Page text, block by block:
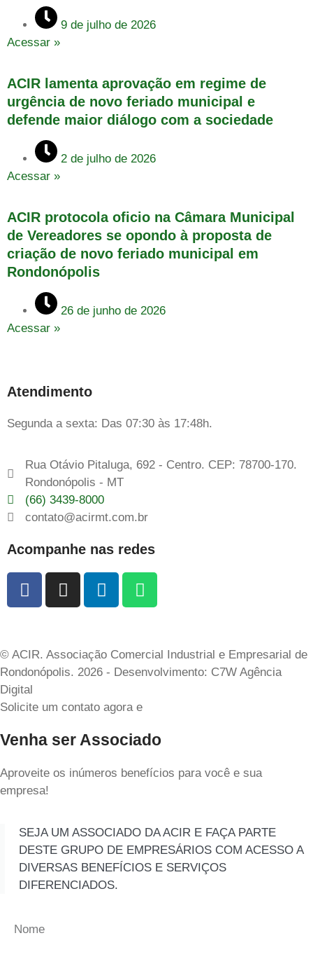
9 de julho de 2026
Acessar »
ACIR lamenta aprovação em regime de
urgência de novo feriado municipal e
defende maior diálogo com a sociedade
2 de julho de 2026
Acessar »
ACIR protocola oficio na Câmara Municipal
de Vereadores se opondo à proposta de
criação de novo feriado municipal em
Rondonópolis
26 de junho de 2026
Acessar »
Atendimento
Segunda a sexta: Das 07:30 às 17:48h.
Rua Otávio Pitaluga, 692 - Centro. CEP: 78700-170.
Rondonópolis - MT
(66) 3439-8000
contato@acirmt.com.br
Acompanhe nas redes
© ACIR. Associação Comercial Industrial e Empresarial de
Rondonópolis. 2026 - Desenvolvimento: C7W Agência
Digital
Solicite um contato agora e
Venha ser Associado
Aproveite os inúmeros benefícios para você e sua
empresa!
SEJA UM ASSOCIADO DA ACIR E FAÇA PARTE
DESTE GRUPO DE EMPRESÁRIOS COM ACESSO A
DIVERSAS BENEFÍCIOS E SERVIÇOS
DIFERENCIADOS.